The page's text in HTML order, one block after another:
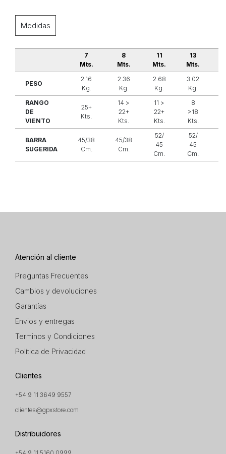
Medidas
7
Mts.
8
Mts.
11
Mts.
13
Mts.
PESO
2.16
Kg.
2.36
Kg.
2.68
Kg.
3.02
Kg.
RANGO
DE
VIENTO
25+
Kts.
14 >
22+
Kts.
11 >
22+
Kts.
8
>18
Kts.
BARRA
SUGERIDA
45/38
Cm.
45/38
Cm.
52/
45
Cm.
52/
45
Cm.
Atención al cliente
Preguntas Frecuentes
Cambios y devoluciones
Garantías
Envios y entregas
Terminos y Condiciones
Política de Privacidad
Clientes
+54 9 11 3649 9557
clientes@gpxstore.com
Distribuidores